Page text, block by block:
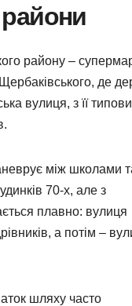
району –
де
вулиця, з її
між школами
70-х, але з
плавно: вулиця
а потім –
шляху часто